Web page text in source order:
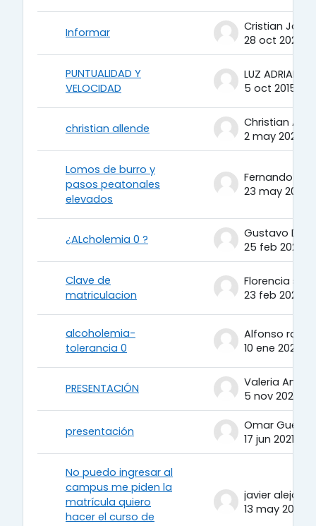
Informar
28 oct 2022
PUNTUALIDAD Y
VELOCIDAD
5 oct 2015
christian allende
Christian
2 may 2022
Lomos de burro y
pasos peatonales
elevados
23 may 2013
¿ALcholemia 0 ?
25 feb 2020
Clave de
matriculacion
Florencia
23 feb 2022
alcoholemia-
tolerancia 0
10 ene 2022
PRESENTACIÓN
5 nov 2021
presentación
Omar
17 jun 2021
No puedo ingresar al
campus me piden la
matrícula quiero
hacer el curso de
13 may 2021